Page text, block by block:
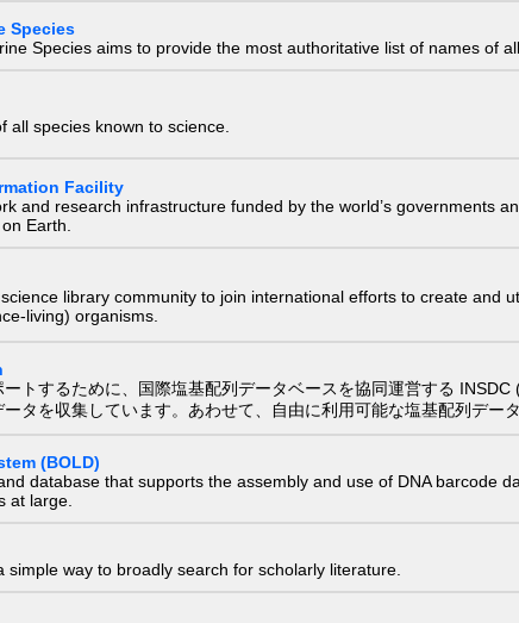
Species
Species aims to provide the most authoritative list of names of
all species known to science.
Facility
and research infrastructure funded by the world’s governments
Earth.
library community to join international efforts to create and
living) organisms.
トするために、国際塩基配列データベースを協同運営する
タを収集しています。あわせて、自由に利用可能な塩基配列デー
(BOLD)
database that supports the assembly and use of DNA barcode
at large.
simple way to broadly search for scholarly literature.